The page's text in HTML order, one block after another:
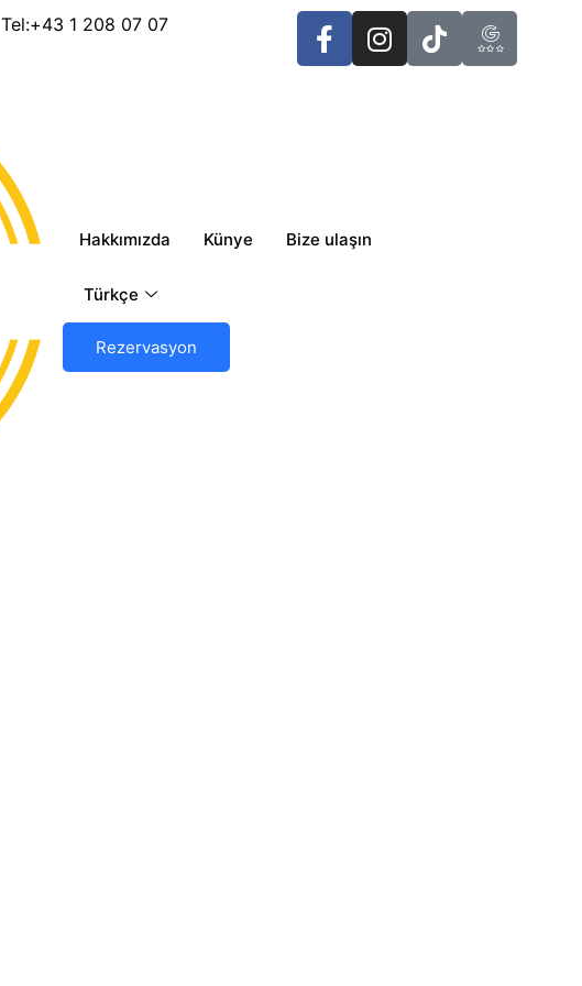
Tel:+43 1 208 07 07
Hakkımızda Künye Bize ulaşın
Türkçe
Rezervasyon